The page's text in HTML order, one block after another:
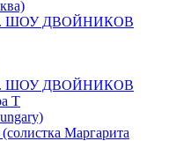
ШОУ ДВОЙНИКОВ
ШОУ ДВОЙНИКОВ
Т
Маргарита